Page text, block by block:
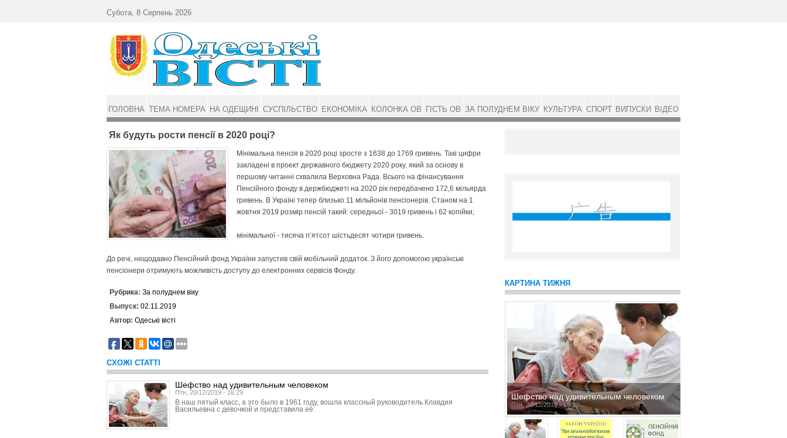
Як будуть рости пенсії в 2020 році?
Мінімальна пенсія в 2020 році зросте з 1638 до 1769 гривень. Такі цифри
закладені в проект державного бюджету 2020 року, який за основу в
першому читанні схвалила Верховна Рада. Всього на фінансування
Пенсійного фонду в держбюджеті на 2020 рік передбачено 172,6 мільярда
гривень. В Україні тепер близько 11 мільйонів пенсіонерів. Станом на 1
жовтня 2019 розмір пенсій такий: середньої - 3019 гривень і 62 копійки;
мінімальної - тисяча п’ятсот шістьдесят чотири гривень.
До речі, нещодавно Пенсійний фонд України запустив свій мобільний додаток. З його допомогою українські
пенсіонери отримують можливість доступу до електронних сервісів Фонду.
Рубрика: За полуднем віку
Выпуск: 02.11.2019
Автор: Одеські вісті
СХОЖІ СТАТТІ
Шефство над удивительным человеком
Птн, 20/12/2019 - 16:29
В наш пятый класс, а это было в 1961 году, вошла классный руководитель Клавдия
Васильевна с девочкой и представила её:
КАРТИНА ТИЖНЯ
Шефство над удивительным человеком
Птн, 20/12/2019 - 16:29
Субота, 8 Серпень 2026
ГОЛОВНА ТЕМА НОМЕРА НА ОДЕЩИНІ СУСПІЛЬСТВО ЕКОНОМІКА КОЛОНКА ОВ ГІСТЬ ОВ ЗА ПОЛУДНЕМ ВІКУ КУЛЬТУРА СПОРТ ВИПУСКИ ВІДЕО